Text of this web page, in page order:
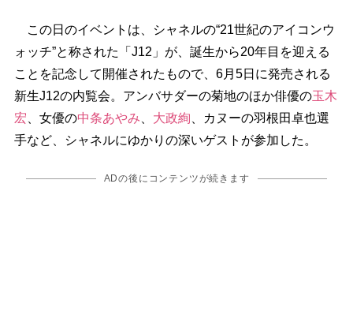
この日のイベントは、シャネルの“21世紀のアイコンウ
ォッチ”と称された「J12」が、誕生から20年目を迎える
ことを記念して開催されたもので、6月5日に発売される
新生J12の内覧会。アンバサダーの菊地のほか俳優の玉木
宏 、女優の中条あやみ 大政絢 、カヌーの羽根田卓也選
手など、シャネルにゆかりの深いゲストが参加した。
ADの後にコンテンツが続きます